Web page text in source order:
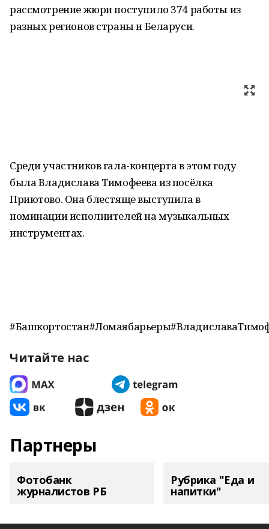
рассмотрение жюри поступило 374 работы из
разных регионов страны и Беларуси.
Среди участников гала-концерта в этом году
была Владислава Тимофеева из посёлка
Приютово. Она блестяще выступила в
номинации исполнителей на музыкальных
инструментах.
Читайте нас
Партнеры
Фотобанк
журналистов РБ
Рубрика "Еда и
напитки"